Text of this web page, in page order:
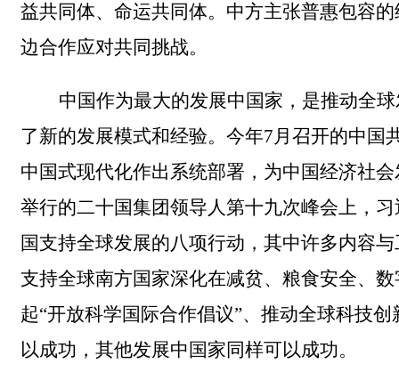
益共同体、命运共同体。 中方主张普惠包容
边合作应对共同挑战。
中国作为最大的发展中国家，是推动全
了新的发展模式和经验。 今年7月召开的中国
中国式现代化作出系统部署 ， 为中国经济社
举行的二十国集团领导人第十九次峰会上，
国支持全球发展的八项行动，其中许多内容
支持全球南方国家深化在减贫、粮食安全、
起“开放科学国际合作倡议”、推动全球科技
以成功，其他发展中国家同样可以成功。